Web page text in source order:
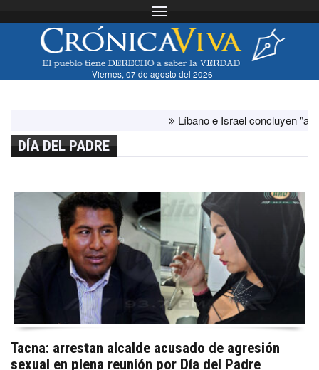
Toggle navigation
Viernes, 07 de agosto del 2026
Líbano e Israel concluyen "antes
DÍA DEL PADRE
Tacna: arrestan alcalde acusado de agresión
sexual en plena reunión por Día del Padre